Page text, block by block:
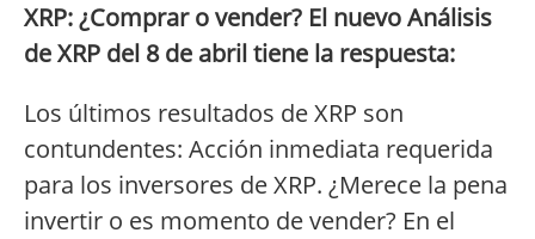
XRP: ¿Comprar o vender? El nuevo Análisis
de XRP del 8 de abril tiene la respuesta:
Los últimos resultados de XRP son
contundentes: Acción inmediata requerida
para los inversores de XRP. ¿Merece la pena
invertir o es momento de vender? En el